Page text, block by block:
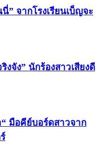
” จากโรงเรียนเบ็ญจะ
งจัง” นักร้องสาวเสียงดี
มือคีย์บอร์ดสาวจาก